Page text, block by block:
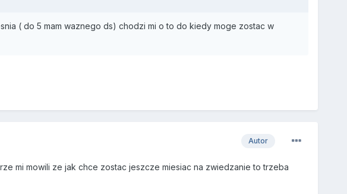
( do 5 mam waznego ds) chodzi mi o to do kiedy moge zostac w
Autor
mi mowili ze jak chce zostac jeszcze miesiac na zwiedzanie to trzeba